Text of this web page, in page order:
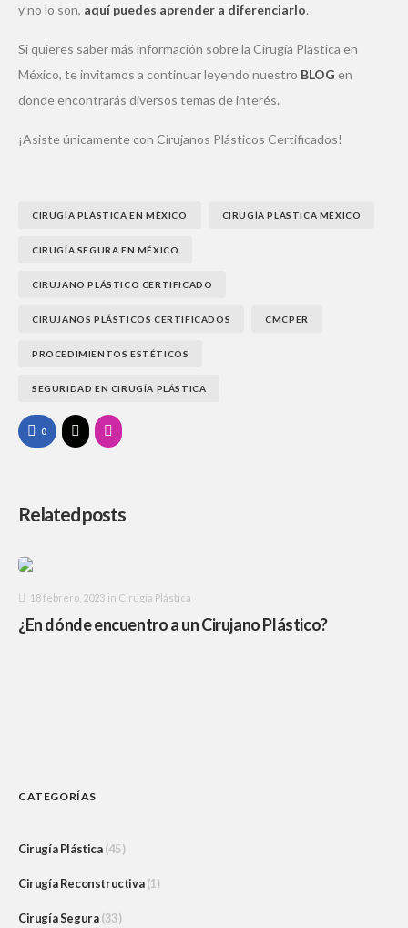
y no lo son, aquí puedes aprender a diferenciarlo.
Si quieres saber más información sobre la Cirugía Plástica en
México, te invitamos a continuar leyendo nuestro BLOG en
donde encontrarás diversos temas de interés.
¡Asiste únicamente con Cirujanos Plásticos Certificados!
CIRUGÍA PLÁSTICA EN MÉXICO CIRUGÍA PLÁSTICA MÉXICO
CIRUGÍA SEGURA EN MÉXICO
CIRUJANO PLÁSTICO CERTIFICADO
CIRUJANOS PLÁSTICOS CERTIFICADOS CMCPER
PROCEDIMIENTOS ESTÉTICOS
SEGURIDAD EN CIRUGÍA PLÁSTICA
0
Related posts
18 febrero, 2023 in Cirugía Plástica
¿En dónde encuentro a un Cirujano Plástico?
CATEGORÍAS
Cirugía Plástica(45)
Cirugía Reconstructiva(1)
Cirugía Segura(33)